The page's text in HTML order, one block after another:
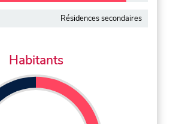
Résidences secondaires
Habitants